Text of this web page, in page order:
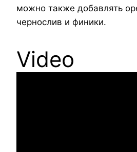
можно также добавлять
чернослив и финики.
Video